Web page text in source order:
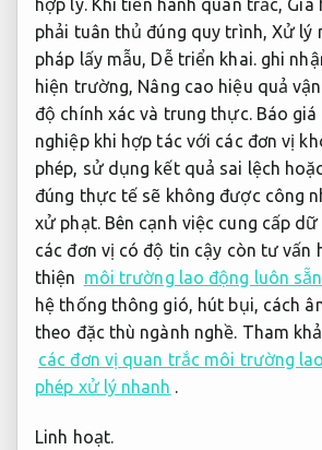
hợp lý.Khi tiến hành quan trắc, Giá
phải tuân thủ đúng quy trình, Xử lý
pháp lấy mẫu, Dễ triển khai.ghi
hiện trường, Nâng cao hiệu quả
độ chính xác và trung thực. Báo giá
nghiệp khi hợp tác với các đơn vị
phép, sử dụng kết quả sai lệch
đúng thực tế sẽ không được công
xử phạt. Bên cạnh việc cung cấp
các đơn vị có độ tin cậy còn tư vấn
thiện môi trường lao động luôn
hệ thống thông gió, hút bụi, cách
theo đặc thù ngành nghề. Tham
các đơn vị quan trắc môi trường
phép xử lý nhanh .
Linh hoạt.